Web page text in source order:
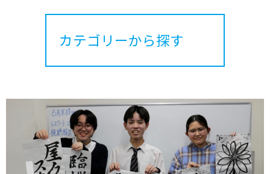
カテゴリーから探す
制度について
学習・勉強
高校選び
高校生活
ライフスタイル
教育全体について